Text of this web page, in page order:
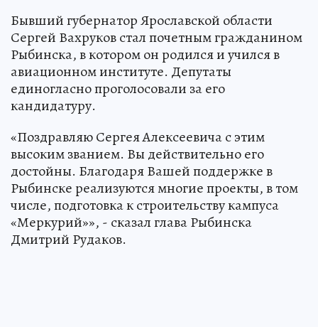
Бывший губернатор Ярославской области
Сергей Вахруков стал почетным гражданином
Рыбинска, в котором он родился и учился в
авиационном институте. Депутаты
единогласно проголосовали за его
кандидатуру.
«Поздравляю Сергея Алексеевича с этим
высоким званием. Вы действительно его
достойны. Благодаря Вашей поддержке в
Рыбинске реализуются многие проекты, в том
числе, подготовка к строительству кампуса
«Меркурий»», - сказал глава Рыбинска
Дмитрий Рудаков.